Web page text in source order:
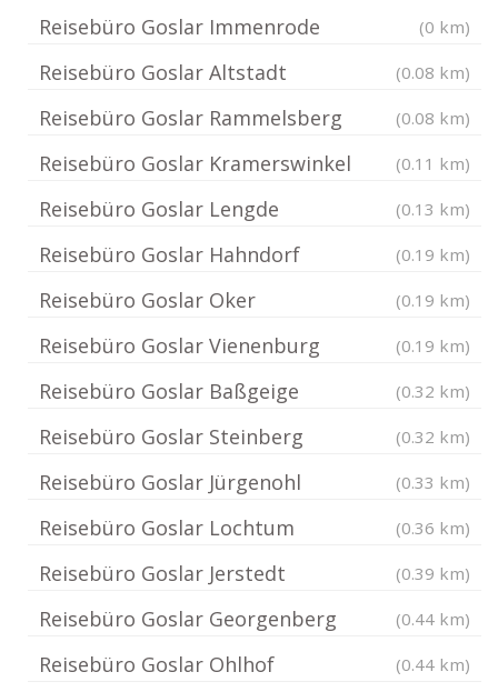
Reisebüro Goslar Immenrode (0 km)
Reisebüro Goslar Altstadt (0.08 km)
Reisebüro Goslar Rammelsberg (0.08 km)
Reisebüro Goslar Kramerswinkel (0.11 km)
Reisebüro Goslar Lengde (0.13 km)
Reisebüro Goslar Hahndorf (0.19 km)
Reisebüro Goslar Oker (0.19 km)
Reisebüro Goslar Vienenburg (0.19 km)
Reisebüro Goslar Baßgeige (0.32 km)
Reisebüro Goslar Steinberg (0.32 km)
Reisebüro Goslar Jürgenohl (0.33 km)
Reisebüro Goslar Lochtum (0.36 km)
Reisebüro Goslar Jerstedt (0.39 km)
Reisebüro Goslar Georgenberg (0.44 km)
Reisebüro Goslar Ohlhof (0.44 km)